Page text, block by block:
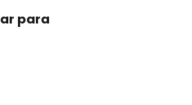
para